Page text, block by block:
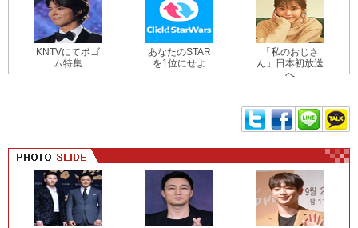
KNTVにてボゴ
ム特集
あなたのSTAR
を1位にせよ
「私のおじさ
ん」日本初放送
へ